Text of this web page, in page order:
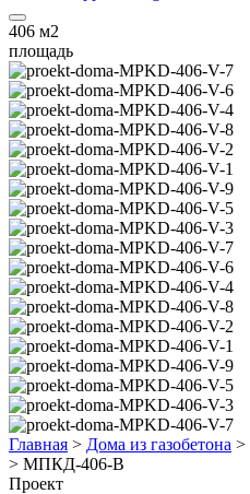
406 м2
площадь
Главная > Дома из газобетона >
> МПКД-406-В
Проект